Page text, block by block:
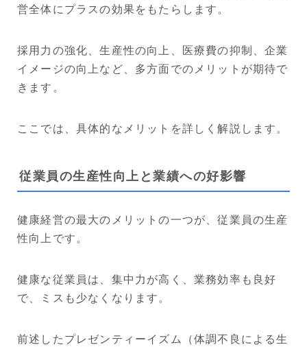
営全体にプラスの効果をもたらします。
採用力の強化、生産性の向上、医療費の抑制、企業
イメージの向上など、多方面でのメリットが期待で
きます。
ここでは、具体的なメリットを詳しく解説します。
従業員の生産性向上と業績への好影響
健康経営の最大のメリットの一つが、従業員の生産
性向上です。
健康な従業員は、集中力が高く、業務効率も良好
で、ミスも少なくなります。
前述したプレゼンティーイズム（体調不良による生